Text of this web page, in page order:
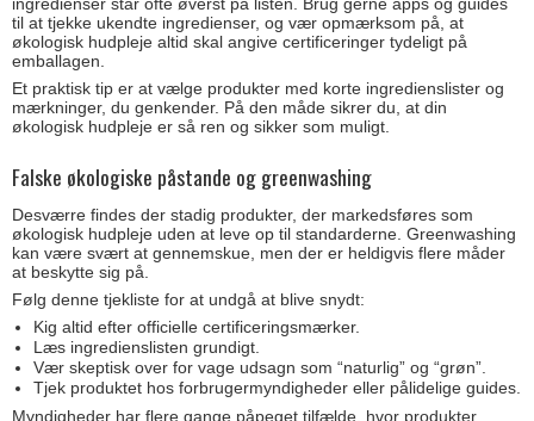
til at tjekke ukendte ingredienser, og vær opmærksom på, at
økologisk hudpleje altid skal angive certificeringer tydeligt på
emballagen.
Et praktisk tip er at vælge produkter med korte ingredienslister og
mærkninger, du genkender. På den måde sikrer du, at din
økologisk hudpleje er så ren og sikker som muligt.
Falske økologiske påstande og greenwashing
Desværre findes der stadig produkter, der markedsføres som
økologisk hudpleje uden at leve op til standarderne. Greenwashing
kan være svært at gennemskue, men der er heldigvis flere måder
at beskytte sig på.
Følg denne tjekliste for at undgå at blive snydt:
Kig altid efter officielle certificeringsmærker.
Læs ingredienslisten grundigt.
Vær skeptisk over for vage udsagn som “naturlig” og “grøn”.
Tjek produktet hos forbrugermyndigheder eller pålidelige guides.
Myndigheder har flere gange påpeget tilfælde, hvor produkter